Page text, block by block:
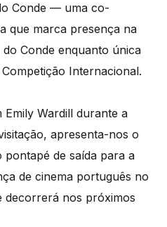
Conde — uma co-
que marca presença na
Conde enquanto única
Internacional.
Wardill durante a
apresenta-nos o
de saída para a
de cinema português no
decorrerá nos próximos